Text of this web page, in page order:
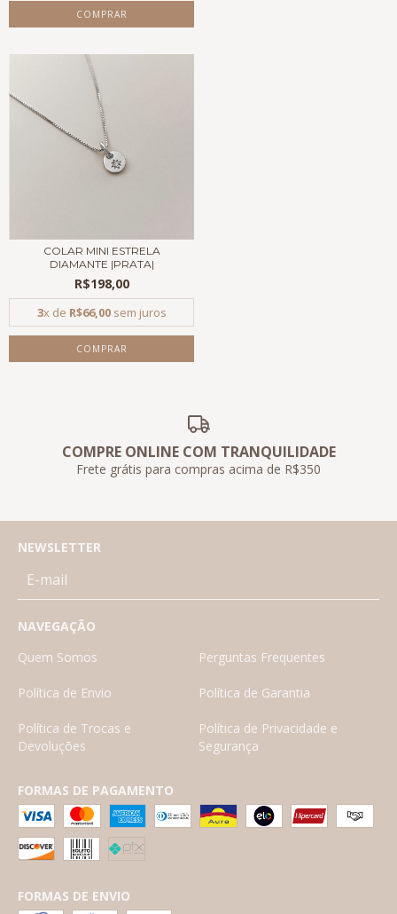
COMPRAR
COLAR MINI ESTRELA
DIAMANTE |PRATA|
R$198,00
3x de R$66,00sem juros
COMPRAR
COMPRE ONLINE COM TRANQUILIDADE
Frete grátis para compras acima de R$350
NEWSLETTER
NAVEGAÇÃO
Quem Somos
Perguntas Frequentes
Política de Envio Política de Garantia
Política de Trocas e
Devoluções
Política de Privacidade e
Segurança
FORMAS DE PAGAMENTO
FORMAS DE ENVIO